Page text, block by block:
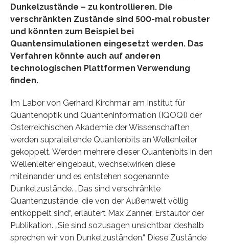
Dunkelzustände – zu kontrollieren. Die
verschränkten Zustände sind 500-mal robuster
und könnten zum Beispiel bei
Quantensimulationen eingesetzt werden. Das
Verfahren könnte auch auf anderen
technologischen Plattformen Verwendung
finden.
Im Labor von Gerhard Kirchmair am Institut für
Quantenoptik und Quanteninformation (IQOQI) der
Österreichischen Akademie der Wissenschaften
werden supraleitende Quantenbits an Wellenleiter
gekoppelt. Werden mehrere dieser Quantenbits in den
Wellenleiter eingebaut, wechselwirken diese
miteinander und es entstehen sogenannte
Dunkelzustände. „Das sind verschränkte
Quantenzustände, die von der Außenwelt völlig
entkoppelt sind“, erläutert Max Zanner, Erstautor der
Publikation. „Sie sind sozusagen unsichtbar, deshalb
sprechen wir von Dunkelzuständen.“ Diese Zustände